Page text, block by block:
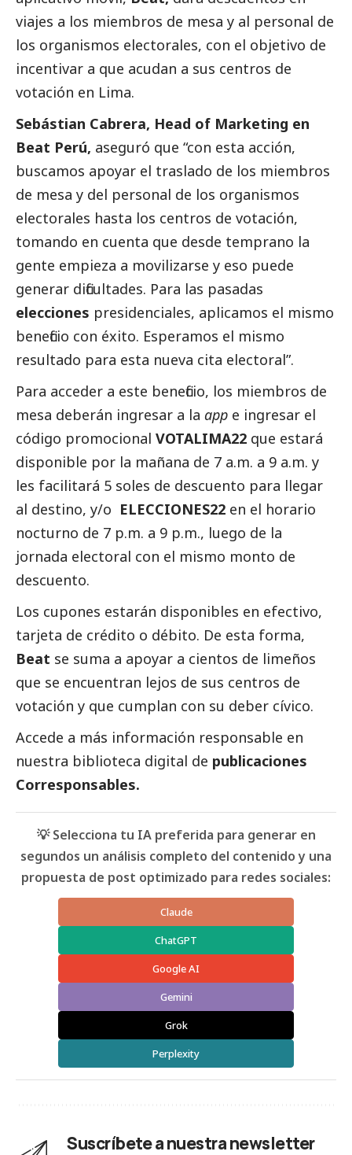
viajes a los miembros de mesa y al personal de
los organismos electorales, con el objetivo de
incentivar a que acudan a sus centros de
votación en Lima.
Sebástian Cabrera, Head of Marketing en
Beat Perú, aseguró que “con esta acción,
buscamos apoyar el traslado de los miembros
de mesa y del personal de los organismos
electorales hasta los centros de votación,
tomando en cuenta que desde temprano la
gente empieza a movilizarse y eso puede
generar dificultades. Para las pasadas
elecciones presidenciales, aplicamos el mismo
beneficio con éxito. Esperamos el mismo
resultado para esta nueva cita electoral”.
Para acceder a este beneficio, los miembros de
mesa deberán ingresar a la app e ingresar el
código promocional VOTALIMA22 que estará
disponible por la mañana de 7 a.m. a 9 a.m. y
les facilitará 5 soles de descuento para llegar
al destino, y/o ELECCIONES22 en el horario
nocturno de 7 p.m. a 9 p.m., luego de la
jornada electoral con el mismo monto de
descuento.
Los cupones estarán disponibles en efectivo,
tarjeta de crédito o débito. De esta forma,
Beat se suma a apoyar a cientos de limeños
que se encuentran lejos de sus centros de
votación y que cumplan con su deber cívico.
Accede a más información responsable en
nuestra biblioteca digital de publicaciones
Corresponsables.
💡 Selecciona tu IA preferida para generar en
segundos un análisis completo del contenido y una
propuesta de post optimizado para redes sociales:
Claude
ChatGPT
Google AI
Gemini
Grok
Perplexity
Suscríbete a nuestra newsletter